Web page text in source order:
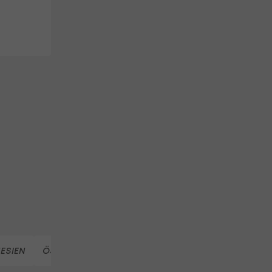
ÖSTERREICH (TEAM, FUSSBALL)